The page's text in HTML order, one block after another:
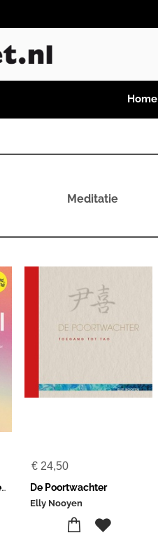
Home
Meditatie
Het Grote Ontprikkelboek
€ 24,50
De Poortwachter
Elly Nooyen